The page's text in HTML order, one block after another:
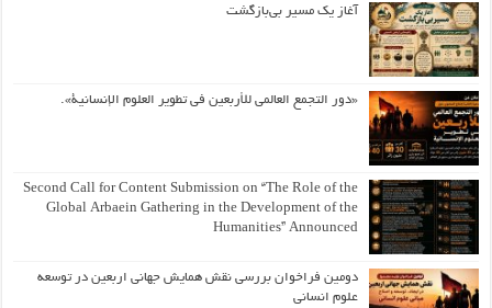
آغاز یک مسیر بی‌بازگشت
«دور التجمع العالمي للأربعين في تطوير العلوم الإنسانية».
Second Call for Content Submission on “The Role of the
Global Arbaein Gathering in the Development of the
Humanities” Announced
دومین فراخوان بررسی نقش همایش جهانی اربعین در توسعه
علوم انسانی